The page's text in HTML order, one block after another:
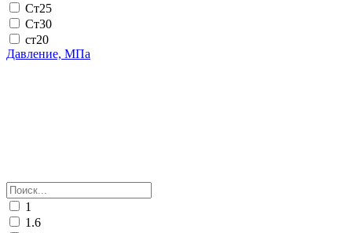
Ст25
Ст30
ст20
Давление, МПа
1
1.6